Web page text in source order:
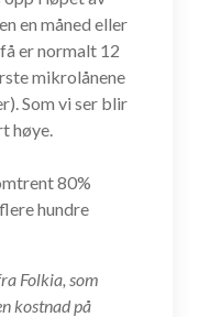
en måned eller
er normalt 12
mikrolånene
Som vi ser blir
høye.
80%
hundre
Folkia, som
kostnad på